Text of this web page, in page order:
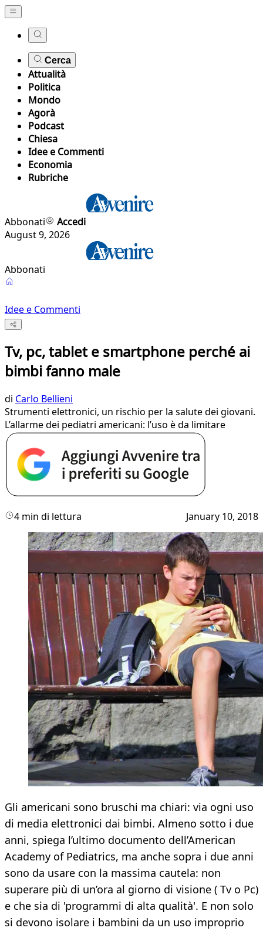
Cerca
Attualità
Politica
Mondo
Agorà
Podcast
Chiesa
Idee e Commenti
Economia
Rubriche
Abbonati
Accedi
August 9, 2026
Abbonati
Idee e Commenti
Tv, pc, tablet e smartphone perché ai
bimbi fanno male
di Carlo Bellieni
Strumenti elettronici, un rischio per la salute dei giovani.
L’allarme dei pediatri americani: l’uso è da limitare
4 min di lettura January 10, 2018
Gli americani sono bruschi ma chiari: via ogni uso
di media elettronici dai bimbi. Almeno sotto i due
anni, spiega l’ultimo documento dell’American
Academy of Pediatrics, ma anche sopra i due anni
sono da usare con la massima cautela: non
superare più di un’ora al giorno di visione ( Tv o Pc)
e che sia di 'programmi di alta qualità'. E non solo
si devono isolare i bambini da un uso improprio